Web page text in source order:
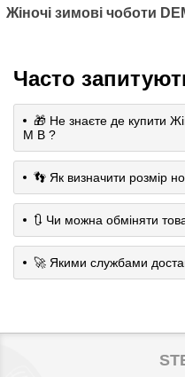
Жіночі зимові чоботи
Часто
🎁 Не знаєте де купити
M B ?
👣 Як визначити розмір
🔃 Чи можна обміняти
🚀 Якими службами